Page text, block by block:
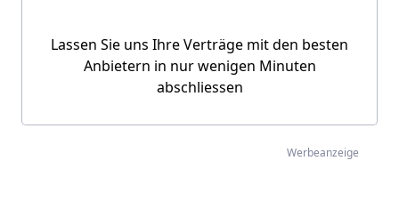
Lassen Sie uns Ihre Verträge mit den besten
Anbietern in nur wenigen Minuten
abschliessen
Werbeanzeige